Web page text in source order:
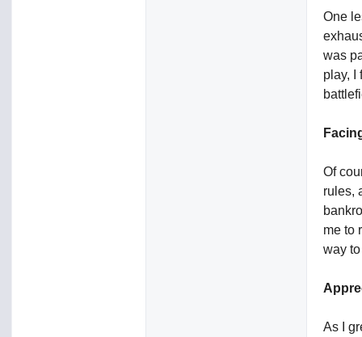
One
was
play, I
Of
rules,
me to
way
As I